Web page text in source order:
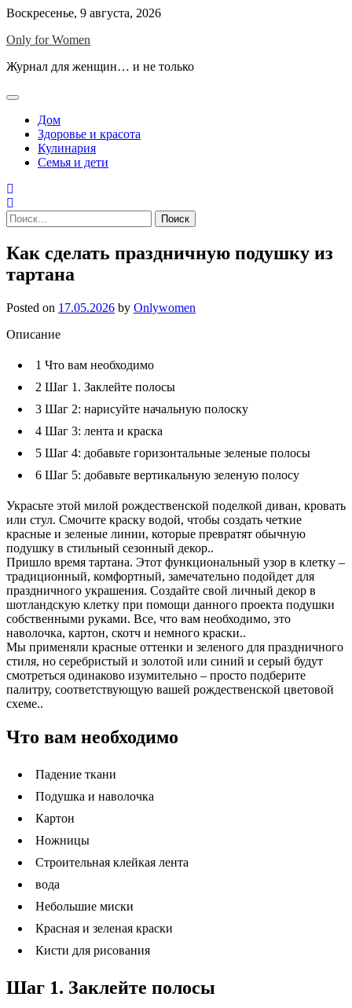
Skip
content
Воскресенье, 9 августа, 2026
Only for Women
Журнал для женщин… и не только
Дом
Здоровье и красота
Кулинария
Семья и дети
Найти:
Как сделать праздничную подушку из
тартана
Posted on 17.05.2026 by Onlywomen
Описание
1 Что вам необходимо
2 Шаг 1. Заклейте полосы
3 Шаг 2: нарисуйте начальную полоску
4 Шаг 3: лента и краска
5 Шаг 4: добавьте горизонтальные зеленые полосы
6 Шаг 5: добавьте вертикальную зеленую полосу
Украсьте этой милой рождественской поделкой диван, кровать
или стул. Смочите краску водой, чтобы создать четкие
красные и зеленые линии, которые превратят обычную
подушку в стильный сезонный декор..
Пришло время тартана. Этот функциональный узор в клетку –
традиционный, комфортный, замечательно подойдет для
праздничного украшения. Создайте свой личный декор в
шотландскую клетку при помощи данного проекта подушки
собственными руками. Все, что вам необходимо, это
наволочка, картон, скотч и немного краски..
Мы применяли красные оттенки и зеленого для праздничного
стиля, но серебристый и золотой или синий и серый будут
смотреться одинаково изумительно – просто подберите
палитру, соответствующую вашей рождественской цветовой
схеме..
Что вам необходимо
Падение ткани
Подушка и наволочка
Картон
Ножницы
Строительная клейкая лента
вода
Небольшие миски
Красная и зеленая краски
Кисти для рисования
Шаг 1. Заклейте полосы